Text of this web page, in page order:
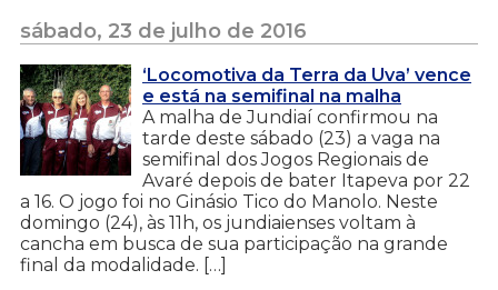
sábado, 23 de julho de 2016
‘Locomotiva da Terra da Uva’ vence
e está na semifinal na malha
A malha de Jundiaí confirmou na
tarde deste sábado (23) a vaga na
semifinal dos Jogos Regionais de
Avaré depois de bater Itapeva por 22
a 16. O jogo foi no Ginásio Tico do Manolo. Neste
domingo (24), às 11h, os jundiaienses voltam à
cancha em busca de sua participação na grande
final da modalidade. […]